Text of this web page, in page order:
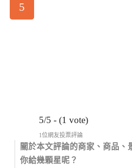
5
5/5 - (1 vote)
1位網友投票評論
關於本文評論的商家、商品、
你給幾顆星呢？